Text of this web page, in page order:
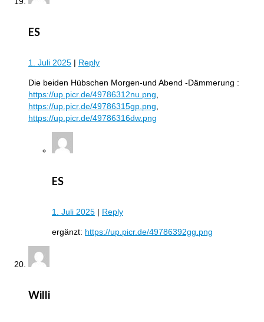
ES
1. Juli 2025 | Reply
Die beiden Hübschen Morgen-und Abend -Dämmerung :
https://up.picr.de/49786312nu.png,
https://up.picr.de/49786315gp.png,
https://up.picr.de/49786316dw.png
ES
1. Juli 2025 | Reply
ergänzt: https://up.picr.de/49786392gg.png
Willi